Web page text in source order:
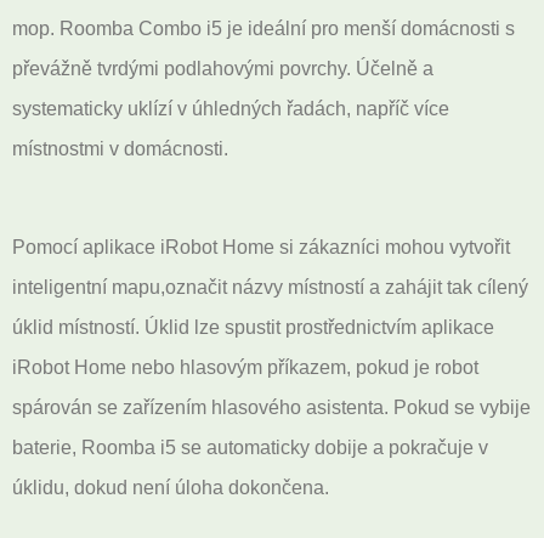
mop. Roomba Combo i5 je ideální pro menší domácnosti s
převážně tvrdými podlahovými povrchy. Účelně a
systematicky uklízí v úhledných řadách, napříč více
místnostmi v domácnosti.
Pomocí aplikace iRobot Home si zákazníci mohou vytvořit
inteligentní mapu,označit názvy místností a zahájit tak cílený
úklid místností. Úklid lze spustit prostřednictvím aplikace
iRobot Home nebo hlasovým příkazem, pokud je robot
spárován se zařízením hlasového asistenta. Pokud se vybije
baterie, Roomba i5 se automaticky dobije a pokračuje v
úklidu, dokud není úloha dokončena.